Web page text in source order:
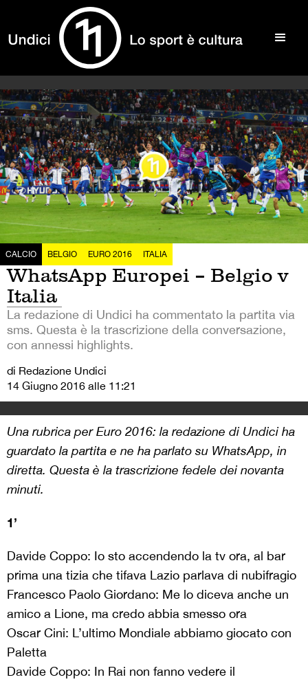
CALCIO BELGIO EURO 2016 ITALIA
WhatsApp Europei – Belgio v
Italia
La redazione di Undici ha commentato la partita via
sms. Questa è la trascrizione della conversazione,
con annessi highlights.
di Redazione Undici
14 Giugno 2016 alle 11:21
Una rubrica per Euro 2016: la redazione di Undici ha
guardato la partita e ne ha parlato su WhatsApp, in
diretta. Questa è la trascrizione fedele dei novanta
minuti.
1’
Davide Coppo: Io sto accendendo la tv ora, al bar
prima una tizia che tifava Lazio parlava di nubifragio
Francesco Paolo Giordano: Me lo diceva anche un
amico a Lione, ma credo abbia smesso ora
Oscar Cini: L’ultimo Mondiale abbiamo giocato con
Paletta
Davide Coppo: In Rai non fanno vedere il